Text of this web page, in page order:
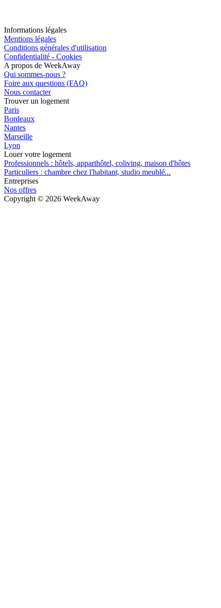
Informations légales
Mentions légales
Conditions générales d'utilisation
Confidentialité - Cookies
A propos de WeekAway
Qui sommes-nous ?
Foire aux questions (FAQ)
Nous contacter
Trouver un logement
Paris
Bordeaux
Nantes
Marseille
Lyon
Louer votre logement
Professionnels : hôtels, apparthôtel, coliving, maison d'hôtes
Particuliers : chambre chez l'habitant, studio meublé...
Entreprises
Nos offres
Copyright © 2026 WeekAway